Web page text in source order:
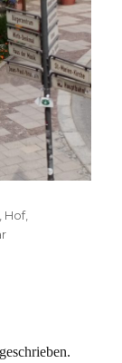
, Hof,
zu